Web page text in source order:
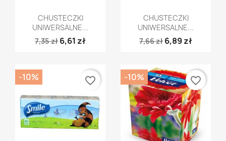
Szybki podgląd
CHUSTECZKI
UNIWERSALNE...
7,35 zł 6,61 zł
Szybki podgląd
CHUSTECZKI
UNIWERSALNE...
7,66 zł 6,89 zł
-10% favorite_border -10% favorite_border